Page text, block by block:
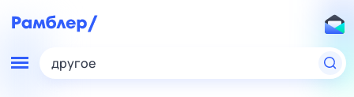
другое